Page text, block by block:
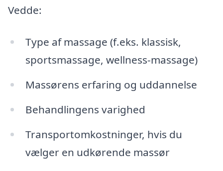
Vedde:
Type af massage (f.eks. klassisk,
sportsmassage, wellness-massage)
Massørens erfaring og uddannelse
Behandlingens varighed
Transportomkostninger, hvis du
vælger en udkørende massør